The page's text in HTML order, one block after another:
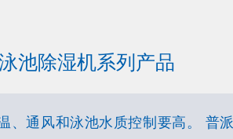
池除湿机系列产品
通风和泳池水质控制要高。 普